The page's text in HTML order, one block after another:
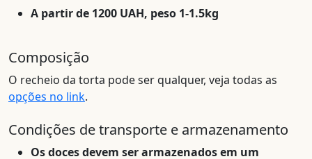
A partir de 1200 UAH, peso 1-1.5kg
Composição
O recheio da torta pode ser qualquer, veja todas as
opções no link.
Condições de transporte e armazenamento
Os doces devem ser armazenados em um